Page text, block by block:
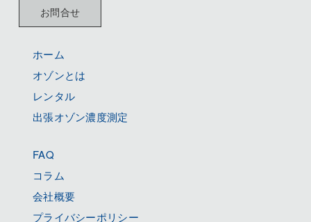
お問合せ
ホーム
オゾンとは
レンタル
出張オゾン濃度測定
FAQ
コラム
会社概要
プライバシーポリシー